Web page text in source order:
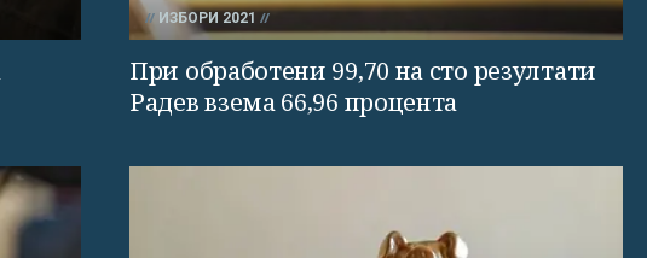
ИЗБОРИ 2021
При обработени 99,70 на сто резултати
Радев взема 66,96 процента